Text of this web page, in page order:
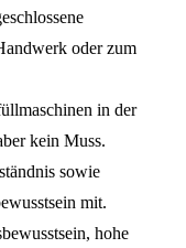
oder zum
in der
kein Muss.
sowie
mit.
hohe